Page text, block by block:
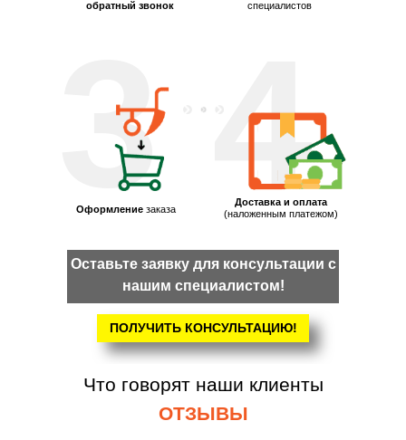
4
3
обратный звонок специалистов
Оформление заказа
Доставка и оплата
(наложенным платежом)
ПОЛУЧИТЬ КОНСУЛЬТАЦИЮ!
Оставьте заявку для консультации с
нашим специалистом!
Что говорят наши клиенты
ОТЗЫВЫ